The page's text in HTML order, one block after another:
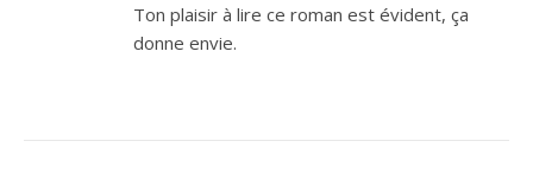
Ton plaisir à lire ce roman est évident, ça
donne envie.